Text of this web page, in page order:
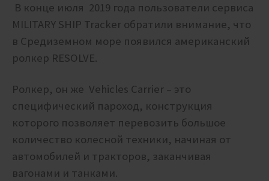
В конце июля 2019 года пользователи сервиса
MILITARY SHIP Tracker обратили внимание, что
в Средиземном море появился американский
ролкер RESOLVE.
Ролкер, он же Vehicles Carrier – это
специфический пароход, конструкция
которого позволяет перевозить большое
количество колесной техники, начиная от
автомобилей и тракторов, заканчивая
вагонами и танками.